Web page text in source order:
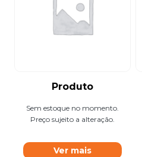
Produto
Sem estoque no momento.
Preço sujeito a alteração.
Ver mais